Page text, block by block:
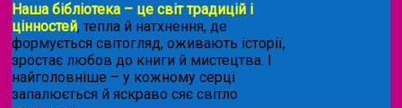
Наша бібліотека – це світ традицій і
цінностей, тепла й натхнення, де
формується світогляд, оживають історії,
зростає любов до книги й мистецтва. І
найголовніше – у кожному серці
запалюється й яскраво сяє світло